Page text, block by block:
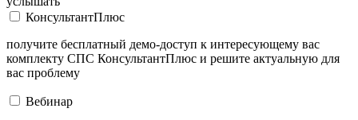
КонсультантПлюс
получите бесплатный демо-доступ к интересующему вас
комплекту СПС КонсультантПлюс и решите актуальную для
вас проблему
Вебинар